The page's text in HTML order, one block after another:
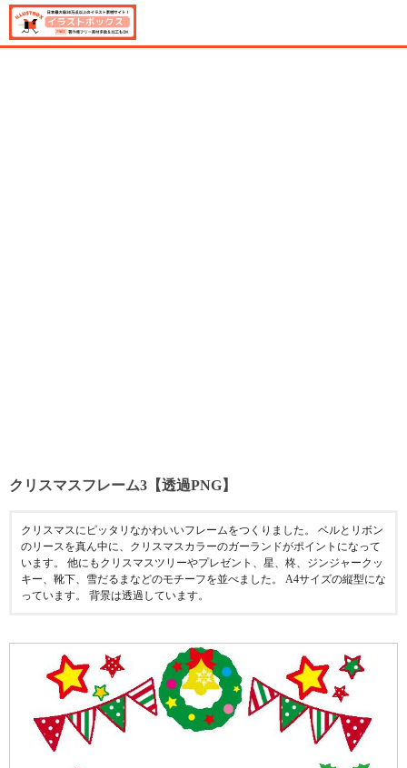
クリスマスフレーム3【透過PNG】
クリスマスにピッタリなかわいいフレームをつくりました。 ベルとリボン
のリースを真ん中に、クリスマスカラーのガーランドがポイントになって
います。 他にもクリスマスツリーやプレゼント、星、柊、ジンジャークッ
キー、靴下、雪だるまなどのモチーフを並べました。 A4サイズの縦型にな
っています。 背景は透過しています。